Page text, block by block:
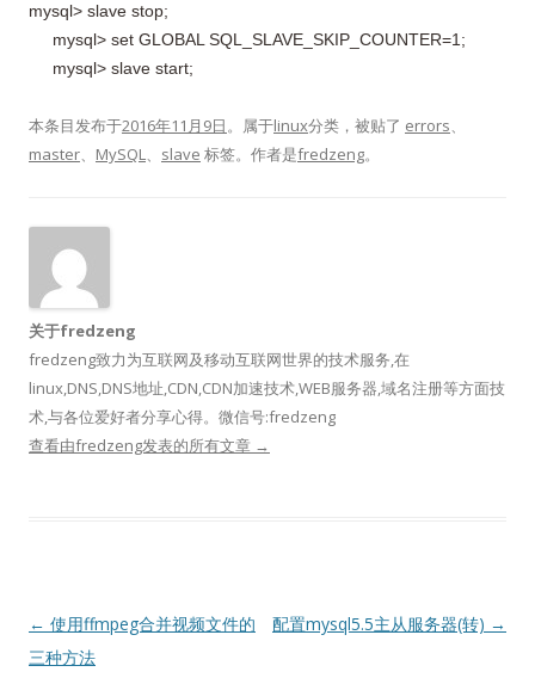
mysql> slave stop;
mysql> set GLOBAL SQL_SLAVE_SKIP_COUNTER=1;
mysql> slave start;
本条目发布于2016年11月9日。属于linux分类，被贴了 errors、
master、 MySQL、 slave 标签。 作者是fredzeng。
关于fredzeng
fredzeng致力为互联网及移动互联网世界的技术服务,在
linux,DNS,DNS地址,CDN,CDN加速技术,WEB服务器,域名注册等方面技
术,与各位爱好者分享心得。微信号:fredzeng
查看由fredzeng发表的所有文章 →
文
章
← 使用ffmpeg合并视频文件的
三种方法
配置mysql5.5主从服务器(转) →